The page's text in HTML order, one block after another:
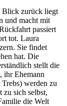
Blick zurück liegt
und macht mit
passiert
tot. Laura
Sie findet
hat. Die
stellt die
ihr Ehemann
werden zu
zu sich selbst,
die Welt